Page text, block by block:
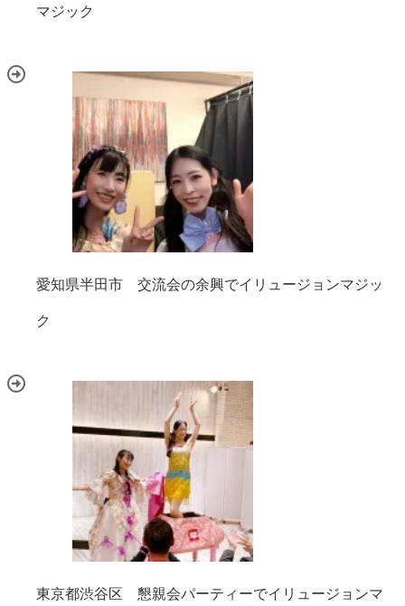
マジック
愛知県半田市 交流会の余興でイリュージョンマジッ
ク
東京都渋谷区 懇親会パーティーでイリュージョンマ